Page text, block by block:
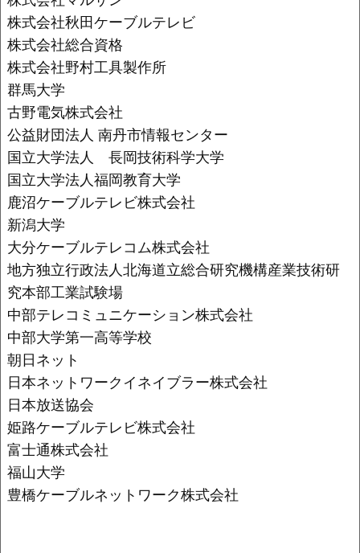
株式会社秋田ケーブルテレビ
株式会社総合資格
株式会社野村工具製作所
群馬大学
古野電気株式会社
公益財団法人 南丹市情報センター
国立大学法人 長岡技術科学大学
国立大学法人福岡教育大学
鹿沼ケーブルテレビ株式会社
新潟大学
大分ケーブルテレコム株式会社
地方独立行政法人北海道立総合研究機構産業技術研
究本部工業試験場
中部テレコミュニケーション株式会社
中部大学第一高等学校
朝日ネット
日本ネットワークイネイブラー株式会社
日本放送協会
姫路ケーブルテレビ株式会社
富士通株式会社
福山大学
豊橋ケーブルネットワーク株式会社